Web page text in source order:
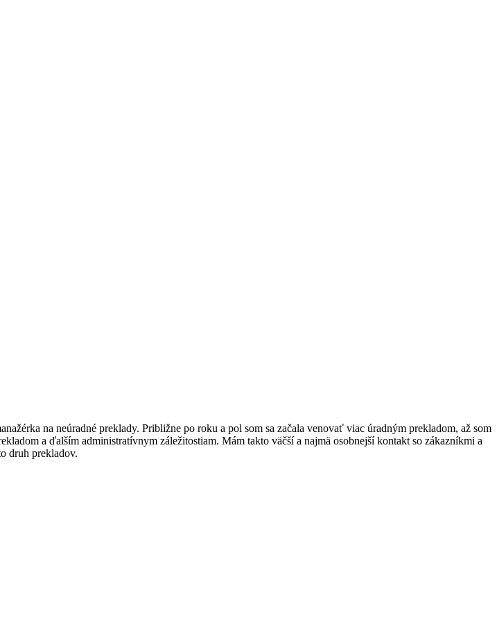
na neúradné preklady. Približne po roku a pol som sa začala venovať viac úradným prekladom, až som
a ďalším administratívnym záležitostiam. Mám takto väčší a najmä osobnejší kontakt so zákazníkmi a
druh prekladov.